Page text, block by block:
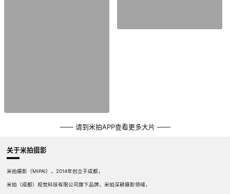
—— 请到米拍APP查看更多大片 ——
关于米拍摄影
米拍摄影（MIPAI），2014年创立于成都，
米拍（成都）视觉科技有限公司旗下品牌，米拍深耕摄影领域，